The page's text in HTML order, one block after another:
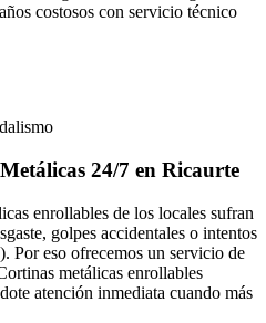
costosos con servicio técnico
24/7 en Ricaurte
enrollables de los locales sufran
golpes accidentales o intentos
Por eso ofrecemos un servicio de
metálicas enrollables
atención inmediata cuando más